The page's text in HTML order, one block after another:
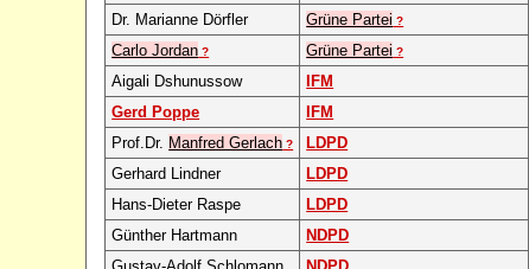
Dr. Marianne Dörfler
Grüne Partei ?
Carlo Jordan ? Grüne Partei ?
Aigali Dshunussow
IFM
Gerd Poppe
IFM
Prof.Dr. Manfred Gerlach ?
LDPD
Gerhard Lindner
LDPD
Hans-Dieter Raspe
LDPD
Günther Hartmann
NDPD